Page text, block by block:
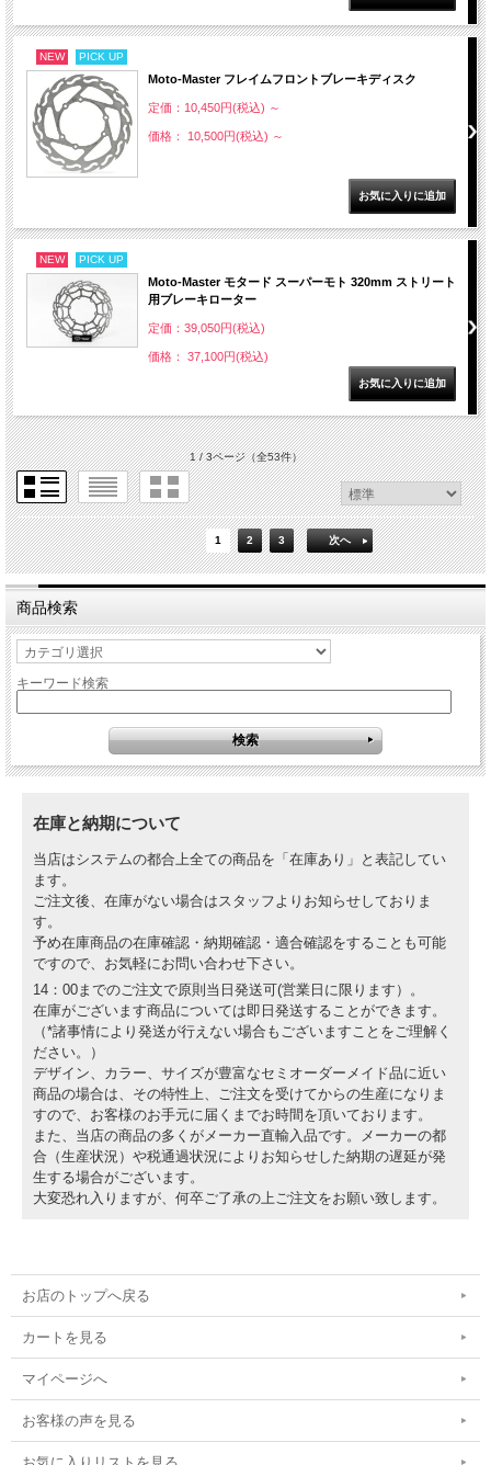
NEW PICK UP
Moto-Master フレイムフロントブレーキディスク
定価：10,450円(税込) ～
価格： 10,500円(税込) ～
NEW PICK UP
Moto-Master モタード スーパーモト 320mm ストリート
用ブレーキローター
定価：39,050円(税込)
価格： 37,100円(税込)
1 / 3ページ（全53件）
1 2 3 次へ
商品検索
キーワード検索
在庫と納期について
当店はシステムの都合上全ての商品を「在庫あり」と表記してい
ます。
ご注文後、在庫がない場合はスタッフよりお知らせしておりま
す。
予め在庫商品の在庫確認・納期確認・適合確認をすることも可能
ですので、お気軽にお問い合わせ下さい。
14：00までのご注文で原則当日発送可(営業日に限ります）。
在庫がございます商品については即日発送することができます。
（*諸事情により発送が行えない場合もございますことをご理解く
ださい。）
デザイン、カラー、サイズが豊富なセミオーダーメイド品に近い
商品の場合は、その特性上、ご注文を受けてからの生産になりま
すので、お客様のお手元に届くまでお時間を頂いております。
また、当店の商品の多くがメーカー直輸入品です。メーカーの都
合（生産状況）や税通過状況によりお知らせした納期の遅延が発
生する場合がございます。
大変恐れ入りますが、何卒ご了承の上ご注文をお願い致します。
お店のトップへ戻る
カートを見る
マイページへ
お客様の声を見る